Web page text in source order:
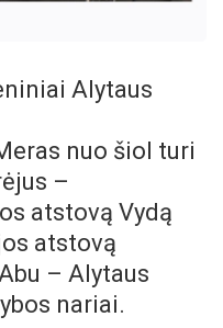
Alytaus
nuo šiol turi
–
atstovą Vydą
atstovą
– Alytaus
nariai.